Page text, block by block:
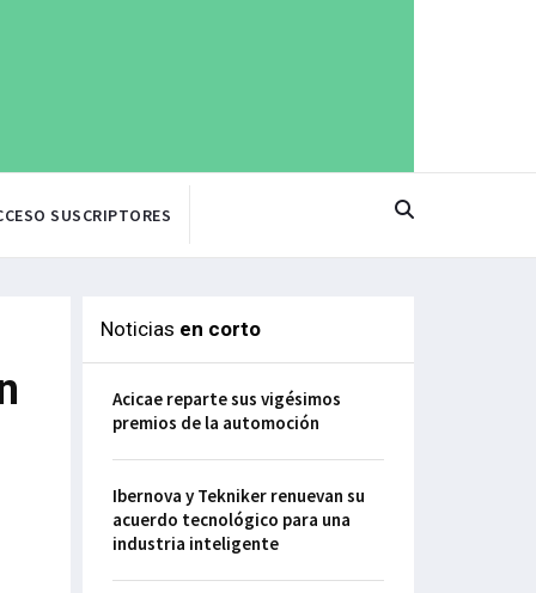
SUSCRIPTORES
Noticias en corto
Acicae reparte sus vigésimos
premios de la automoción
Ibernova y Tekniker renuevan su
acuerdo tecnológico para una
industria inteligente